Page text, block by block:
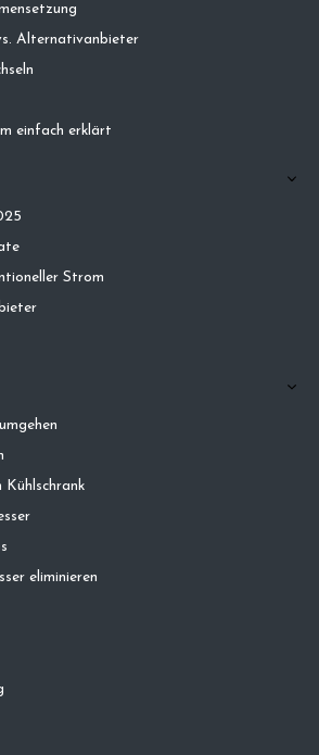
Alternativanbieter
einfach erklärt
Strom
Kühlschrank
eliminieren